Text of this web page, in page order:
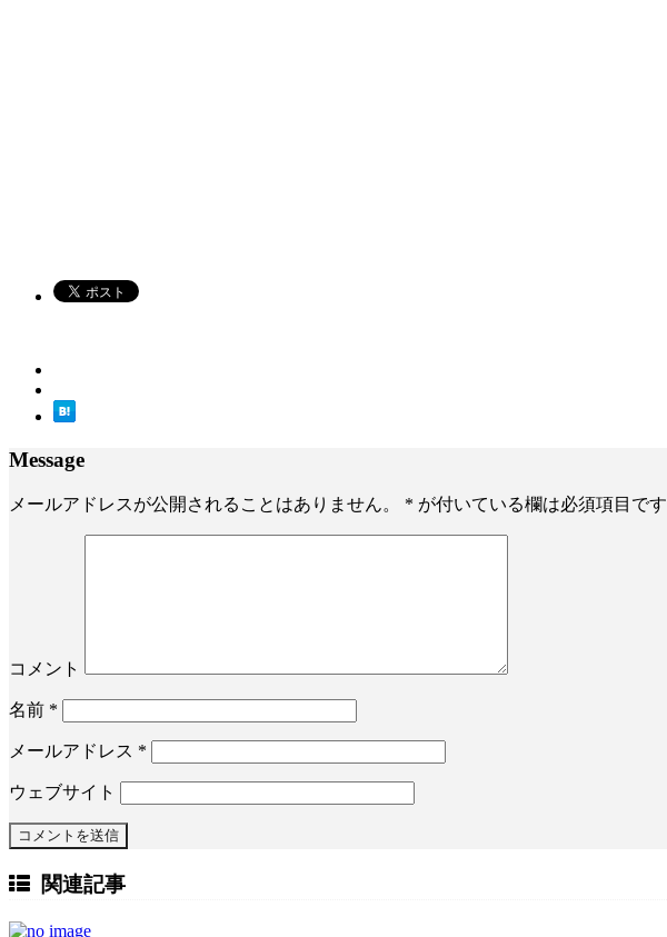
Message
メールアドレスが公開されることはありません。 * が付いている欄は必須項目です
コメント
名前 *
メールアドレス *
ウェブサイト
関連記事